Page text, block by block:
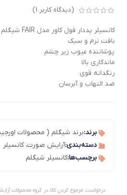
(دیدگاه کاربر 1
)
کانسیلر پددار فول كاور مدل FAIR شیگلم
بافت نرم و سبک
پوشاننده عیوب زیر چشم
ماندگاری بالا
رنگدانه قوی
ضد التهاب و آبرسان
برند:برند شیگلم ( محصولات
دسته‌بندی:آرایش صورت،کانسیلر
برچسب‌ها:کانسیلر شیگلم
درخواست مرجوع کردن کالا در گروه محصولات